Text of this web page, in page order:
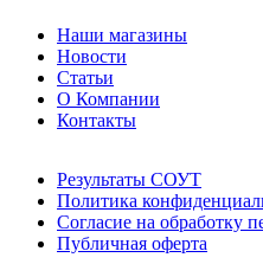
Наши магазины
Новости
Статьи
О Компании
Контакты
Результаты СОУТ
Политика
Согласие на обработку
Публичная оферта